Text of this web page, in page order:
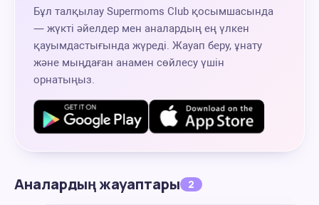
Бұл талқылау Supermoms Club қосымшасында
— жүкті әйелдер мен аналардың ең үлкен
қауымдастығында жүреді. Жауап беру, ұнату
және мыңдаған анамен сөйлесу үшін
орнатыңыз.
Аналардың жауаптары 2